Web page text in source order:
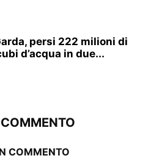
persi 222 milioni di
d’acqua in due...
COMMENTO